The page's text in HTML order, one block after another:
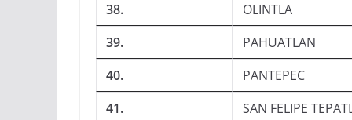
38.
OLINTLA
39.
PAHUATLAN
40.
PANTEPEC
41.
SAN FELIPE